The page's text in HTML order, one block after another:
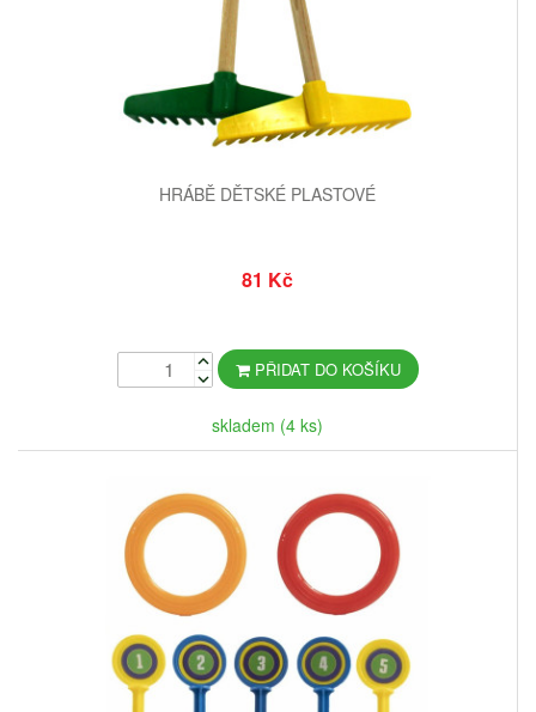
HRÁBĚ DĚTSKÉ PLASTOVÉ
81 Kč
PŘIDAT DO KOŠÍKU
skladem (4 ks)